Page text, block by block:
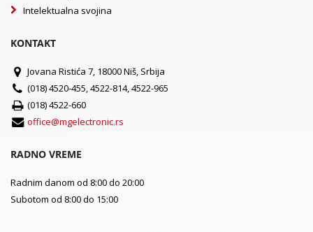
Intelektualna svojina
KONTAKT
Jovana Ristića 7, 18000 Niš, Srbija
(018) 4520-455, 4522-814, 4522-965
(018) 4522-660
office@mgelectronic.rs
RADNO VREME
Radnim danom od 8:00 do 20:00
Subotom od 8:00 do 15:00